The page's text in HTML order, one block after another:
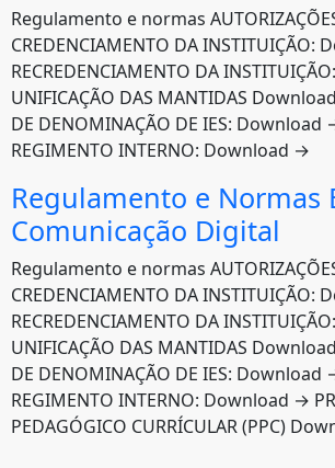
Regulamento e normas
CREDENCIAMENTO DA INSTITUIÇÃO:
RECREDENCIAMENTO DA
UNIFICAÇÃO DAS MANTIDAS
DE DENOMINAÇÃO DE IES: Download
REGIMENTO INTERNO: Download →
Regulamento e Normas
Comunicação Digital
Regulamento e normas
CREDENCIAMENTO DA INSTITUIÇÃO:
RECREDENCIAMENTO DA
UNIFICAÇÃO DAS MANTIDAS
DE DENOMINAÇÃO DE IES: Download
REGIMENTO INTERNO: Download →
PEDAGÓGICO CURRÍCULAR (PPC)